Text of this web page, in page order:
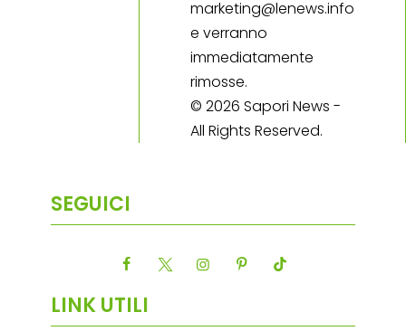
marketing@lenews.info
e verranno
immediatamente
rimosse.
© 2026 Sapori News -
All Rights Reserved.
SEGUICI
LINK UTILI